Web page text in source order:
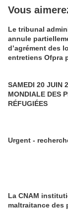
Vous
Le tribunal
annule
d’agrément des
entretiens Ofpra
SAMEDI 20 JUIN
MONDIALE DES
RÉFUGIÉES
Urgent -
La CNAM
maltraitance des